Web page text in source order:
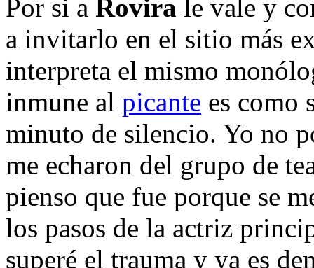
Por si a Rovira le vale y
a invitarlo en el sitio más
interpreta el mismo
inmune al picante es como
minuto de silencio. Yo no
me echaron del grupo de
pienso que fue porque se
los pasos de la actriz
superé el trauma y ya es